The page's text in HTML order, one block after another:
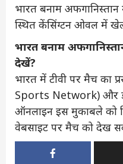
भारत बनाम अफगानिस्तान
स्थित केंसिंग्टन ओवल में
भारत बनाम
देखें?
भारत में टीवी पर मैच का
Sports Network) और
ऑनलाइन इस मुकाबले को
वेबसाइट पर मैच को देख